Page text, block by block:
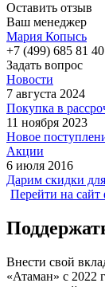
Оставить отзыв
Ваш менеджер
Мария Копысь
+7 (499) 685 81 40
Задать вопрос
Новости
7 августа 2024
Покупка в
11 ноября 2023
Новое
Акции
6 июля 2016
Дарим скидки
Перейти на сайт
Внести свой
«Атаман» с 2022